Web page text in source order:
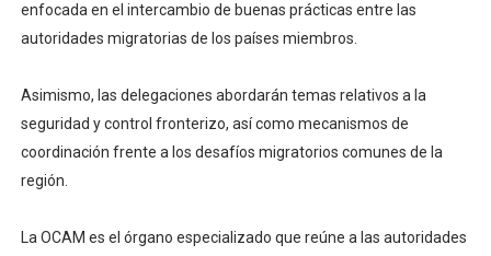
enfocada en el intercambio de buenas prácticas entre las
autoridades migratorias de los países miembros.
Asimismo, las delegaciones abordarán temas relativos a la
seguridad y control fronterizo, así como mecanismos de
coordinación frente a los desafíos migratorios comunes de la
región.
La OCAM es el órgano especializado que reúne a las autoridades